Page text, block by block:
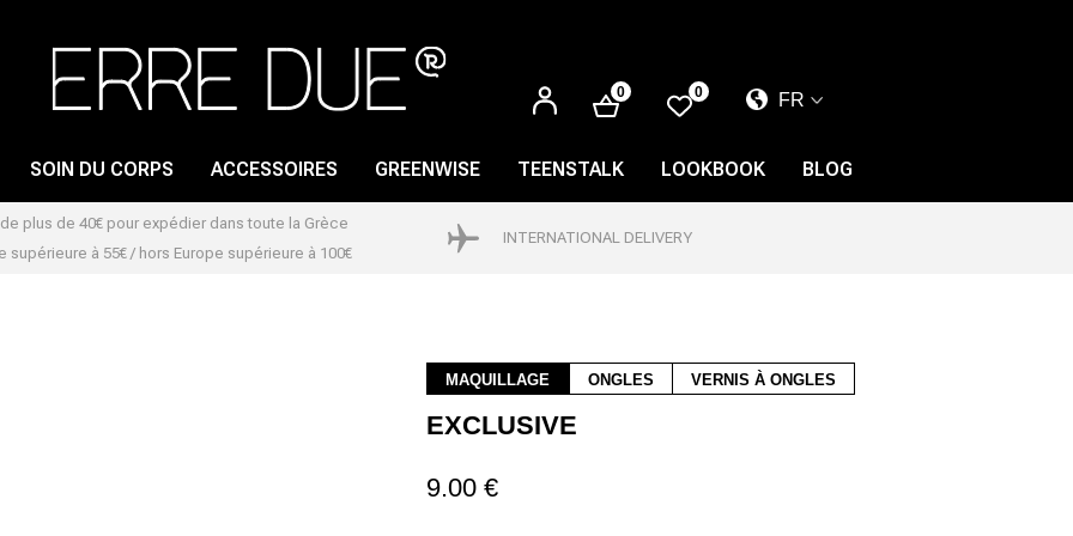
SE
CONNECTER
0 0
FR
EN
DISSOLVANT POUR
SOIN DU CORPS ACCESSOIRES GREENWISE TEENSTALK LOOKBOOK BLOG
plus de 40€ pour expédier dans toute la Grèce
supérieure à 55€ / hors Europe supérieure à 100€
INTERNATIONAL DELIVERY
MAQUILLAGE ONGLES VERNIS À ONGLES
EXCLUSIVE
9.00 €